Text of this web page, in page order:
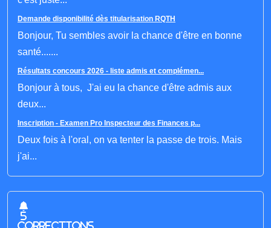
Demande disponibilité dès titularisation RQTH
Bonjour, Tu sembles avoir la chance d'être en bonne
santé.......
Résultats concours 2026 - liste admis et complémen...
Bonjour à tous, J'ai eu la chance d'être admis aux
deux...
Inscription - Examen Pro Inspecteur des Finances p...
Deux fois à l'oral, on va tenter la passe de trois. Mais
j'ai...
5
corrections